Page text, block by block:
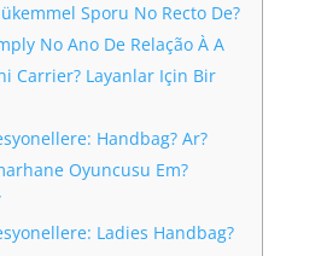
Sporu No Recto De?
No Ano De Relação À A
Carrier? Layanlar Için Bir
Handbag? Ar?
Oyuncusu Em?
Ladies Handbag?